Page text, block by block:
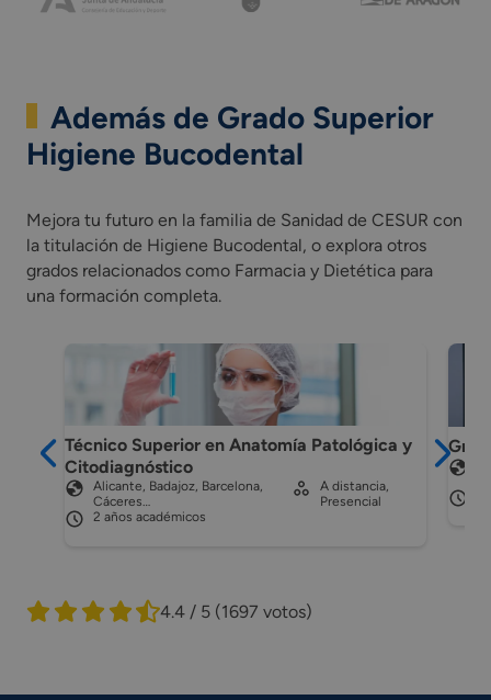
Además de Grado Superior
Higiene Bucodental
Mejora tu futuro en la familia de Sanidad de CESUR con
la titulación de Higiene Bucodental, o explora otros
grados relacionados como Farmacia y Dietética para
una formación completa.
Técnico Superior en Anatomía Patológica y
Citodiagnóstico
Alicante, Badajoz, Barcelona,
Cáceres…
2 años académicos
A distancia,
Presencial
4.4 / 5 (1697 votos)